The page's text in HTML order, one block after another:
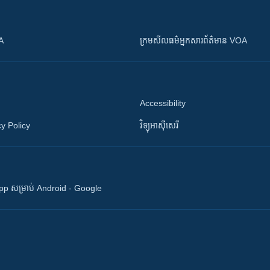
ក្រម​​​សីលធម៌​​​អ្នក​​​សារព័ត៌មាន VOA
Policy
Accessibility
វិទ្យុ​អាស៊ី​សេរី
សម្រាប់ Android - Google